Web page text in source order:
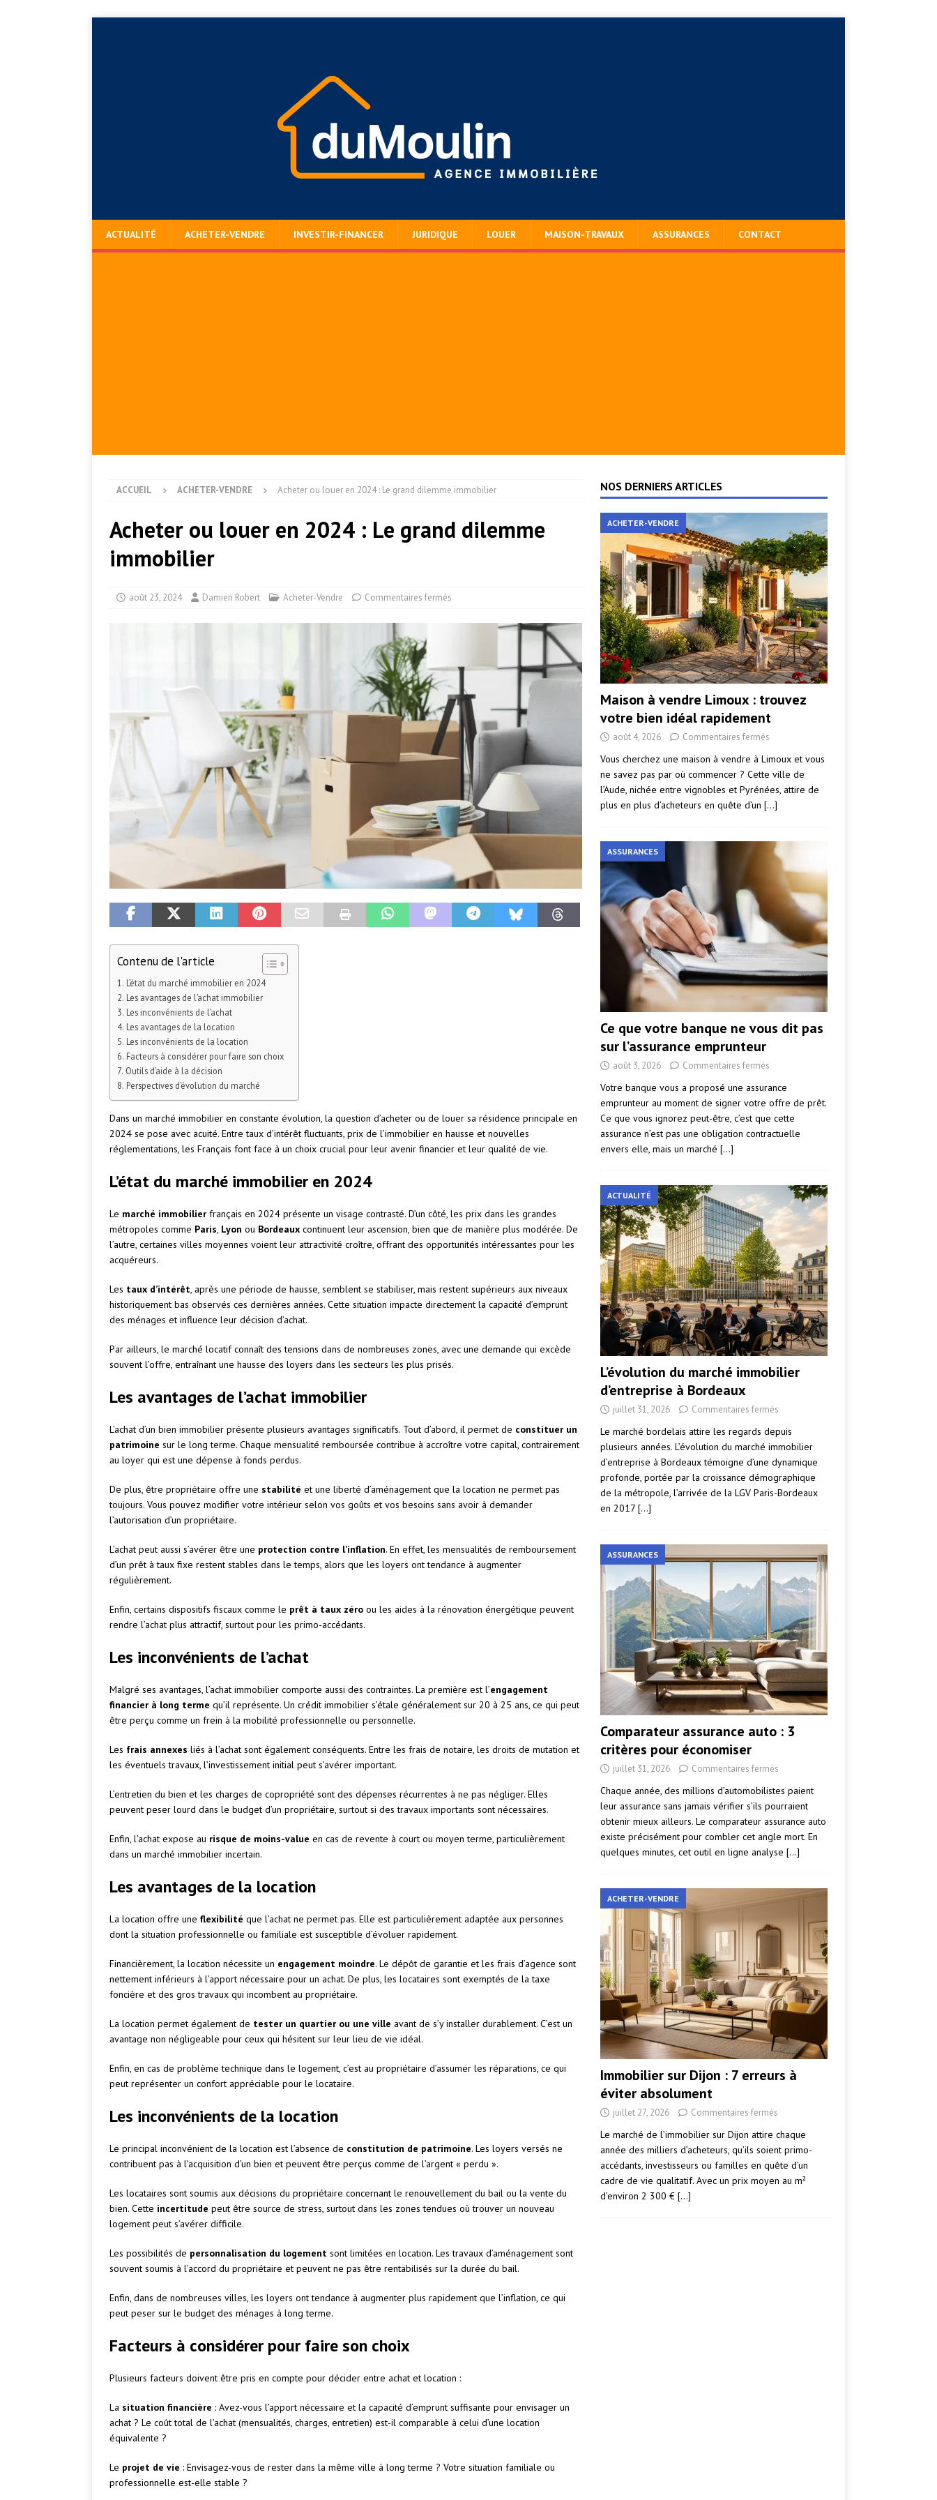
ACTUALITÉ ACHETER-VENDRE INVESTIR-FINANCER JURIDIQUE LOUER MAISON-TRAVAUX ASSURANCES CONTACT
ACCUEIL ACHETER-VENDRE Acheter ou louer en 2024 : Le grand dilemme immobilier
Acheter ou louer en 2024 : Le grand dilemme
immobilier
août 23, 2024 Damien Robert Acheter-Vendre Commentaires fermés
Contenu de l'article
L’état du marché immobilier en 2024
Les avantages de l’achat immobilier
Les inconvénients de l’achat
Les avantages de la location
Les inconvénients de la location
Facteurs à considérer pour faire son choix
Outils d’aide à la décision
Perspectives d’évolution du marché
Dans un marché immobilier en constante évolution, la question d’acheter ou de louer sa résidence principale en
2024 se pose avec acuité. Entre taux d’intérêt fluctuants, prix de l’immobilier en hausse et nouvelles
réglementations, les Français font face à un choix crucial pour leur avenir financier et leur qualité de vie.
L’état du marché immobilier en 2024
Le marché immobilier français en 2024 présente un visage contrasté. D’un côté, les prix dans les grandes
métropoles comme Paris, Lyon ou Bordeaux continuent leur ascension, bien que de manière plus modérée. De
l’autre, certaines villes moyennes voient leur attractivité croître, offrant des opportunités intéressantes pour les
acquéreurs.
Les taux d’intérêt, après une période de hausse, semblent se stabiliser, mais restent supérieurs aux niveaux
historiquement bas observés ces dernières années. Cette situation impacte directement la capacité d’emprunt
des ménages et influence leur décision d’achat.
Par ailleurs, le marché locatif connaît des tensions dans de nombreuses zones, avec une demande qui excède
souvent l’offre, entraînant une hausse des loyers dans les secteurs les plus prisés.
Les avantages de l’achat immobilier
L’achat d’un bien immobilier présente plusieurs avantages significatifs. Tout d’abord, il permet de constituer un
patrimoine sur le long terme. Chaque mensualité remboursée contribue à accroître votre capital, contrairement
au loyer qui est une dépense à fonds perdus.
De plus, être propriétaire offre une stabilité et une liberté d’aménagement que la location ne permet pas
toujours. Vous pouvez modifier votre intérieur selon vos goûts et vos besoins sans avoir à demander
l’autorisation d’un propriétaire.
L’achat peut aussi s’avérer être une protection contre l’inflation. En effet, les mensualités de remboursement
d’un prêt à taux fixe restent stables dans le temps, alors que les loyers ont tendance à augmenter
régulièrement.
Enfin, certains dispositifs fiscaux comme le prêt à taux zéro ou les aides à la rénovation énergétique peuvent
rendre l’achat plus attractif, surtout pour les primo-accédants.
Les inconvénients de l’achat
Malgré ses avantages, l’achat immobilier comporte aussi des contraintes. La première est l’engagement
financier à long terme qu’il représente. Un crédit immobilier s’étale généralement sur 20 à 25 ans, ce qui peut
être perçu comme un frein à la mobilité professionnelle ou personnelle.
Les frais annexes liés à l’achat sont également conséquents. Entre les frais de notaire, les droits de mutation et
les éventuels travaux, l’investissement initial peut s’avérer important.
L’entretien du bien et les charges de copropriété sont des dépenses récurrentes à ne pas négliger. Elles
peuvent peser lourd dans le budget d’un propriétaire, surtout si des travaux importants sont nécessaires.
Enfin, l’achat expose au risque de moins-value en cas de revente à court ou moyen terme, particulièrement
dans un marché immobilier incertain.
Les avantages de la location
La location offre une flexibilité que l’achat ne permet pas. Elle est particulièrement adaptée aux personnes
dont la situation professionnelle ou familiale est susceptible d’évoluer rapidement.
Financièrement, la location nécessite un engagement moindre. Le dépôt de garantie et les frais d’agence sont
nettement inférieurs à l’apport nécessaire pour un achat. De plus, les locataires sont exemptés de la taxe
foncière et des gros travaux qui incombent au propriétaire.
La location permet également de tester un quartier ou une ville avant de s’y installer durablement. C’est un
avantage non négligeable pour ceux qui hésitent sur leur lieu de vie idéal.
Enfin, en cas de problème technique dans le logement, c’est au propriétaire d’assumer les réparations, ce qui
peut représenter un confort appréciable pour le locataire.
Les inconvénients de la location
Le principal inconvénient de la location est l’absence de constitution de patrimoine. Les loyers versés ne
contribuent pas à l’acquisition d’un bien et peuvent être perçus comme de l’argent « perdu ».
Les locataires sont soumis aux décisions du propriétaire concernant le renouvellement du bail ou la vente du
bien. Cette incertitude peut être source de stress, surtout dans les zones tendues où trouver un nouveau
logement peut s’avérer difficile.
Les possibilités de personnalisation du logement sont limitées en location. Les travaux d’aménagement sont
souvent soumis à l’accord du propriétaire et peuvent ne pas être rentabilisés sur la durée du bail.
Enfin, dans de nombreuses villes, les loyers ont tendance à augmenter plus rapidement que l’inflation, ce qui
peut peser sur le budget des ménages à long terme.
Facteurs à considérer pour faire son choix
Plusieurs facteurs doivent être pris en compte pour décider entre achat et location :
La situation financière : Avez-vous l’apport nécessaire et la capacité d’emprunt suffisante pour envisager un
achat ? Le coût total de l’achat (mensualités, charges, entretien) est-il comparable à celui d’une location
équivalente ?
Le projet de vie : Envisagez-vous de rester dans la même ville à long terme ? Votre situation familiale ou
professionnelle est-elle stable ?
NOS DERNIERS ARTICLES
ACHETER-VENDRE
Maison à vendre Limoux : trouvez
votre bien idéal rapidement
août 4, 2026 Commentaires fermés
Vous cherchez une maison à vendre à Limoux et vous
ne savez pas par où commencer ? Cette ville de
l’Aude, nichée entre vignobles et Pyrénées, attire de
plus en plus d’acheteurs en quête d’un […]
ASSURANCES
Ce que votre banque ne vous dit pas
sur l’assurance emprunteur
août 3, 2026 Commentaires fermés
Votre banque vous a proposé une assurance
emprunteur au moment de signer votre offre de prêt.
Ce que vous ignorez peut-être, c’est que cette
assurance n’est pas une obligation contractuelle
envers elle, mais un marché […]
ACTUALITÉ
L’évolution du marché immobilier
d’entreprise à Bordeaux
juillet 31, 2026 Commentaires fermés
Le marché bordelais attire les regards depuis
plusieurs années. L’évolution du marché immobilier
d’entreprise à Bordeaux témoigne d’une dynamique
profonde, portée par la croissance démographique
de la métropole, l’arrivée de la LGV Paris-Bordeaux
en 2017 […]
ASSURANCES
Comparateur assurance auto : 3
critères pour économiser
juillet 31, 2026 Commentaires fermés
Chaque année, des millions d’automobilistes paient
leur assurance sans jamais vérifier s’ils pourraient
obtenir mieux ailleurs. Le comparateur assurance auto
existe précisément pour combler cet angle mort. En
quelques minutes, cet outil en ligne analyse […]
ACHETER-VENDRE
Immobilier sur Dijon : 7 erreurs à
éviter absolument
juillet 27, 2026 Commentaires fermés
Le marché de l’immobilier sur Dijon attire chaque
année des milliers d’acheteurs, qu’ils soient primo-
accédants, investisseurs ou familles en quête d’un
cadre de vie qualitatif. Avec un prix moyen au m²
d’environ 2 300 € […]